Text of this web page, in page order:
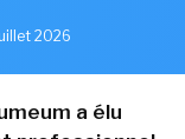
2026
a élu